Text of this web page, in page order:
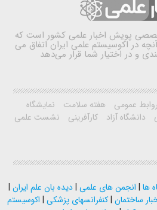
پویش اخبار علمی کشور است که
در اکوسیستم علمی ایران اتفاق می
و در اختیار شما قرار می‌دهد
روابط عمومی هفته سلامت
نمایشگاه
دانشگاه آزاد کارآفرینی
نشست علمی
ها | انجمن های علمی |دیده بان علم ایران |
ساختمان |کنفرانسهای پزشکی | اکوسیستم